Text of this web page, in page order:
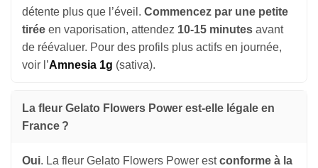
détente plus que l’éveil. Commencez par une petite
tirée en vaporisation, attendez 10-15 minutes avant
de réévaluer. Pour des profils plus actifs en journée,
voir l’Amnesia 1g (sativa).
La fleur Gelato Flowers Power est-elle légale en
France ?
Oui. La fleur Gelato Flowers Power estconforme à la